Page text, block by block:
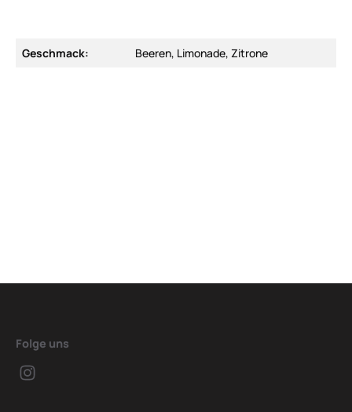
Geschmack: Beeren, Limonade, Zitrone
Folge uns